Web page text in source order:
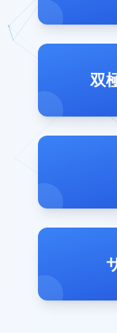
双